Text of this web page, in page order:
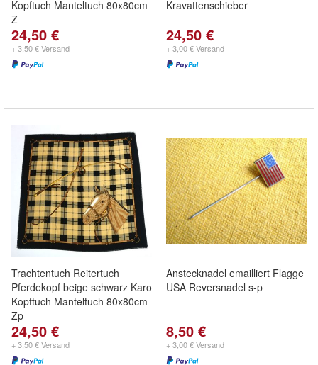
Kopftuch Manteltuch 80x80cm
Z
24,50 €
+ 3,50 € Versand
Kravattenschieber
24,50 €
+ 3,00 € Versand
Trachtentuch Reitertuch
Pferdekopf beige schwarz Karo
Kopftuch Manteltuch 80x80cm
Zp
24,50 €
+ 3,50 € Versand
Anstecknadel emailliert Flagge
USA Reversnadel s-p
8,50 €
+ 3,00 € Versand